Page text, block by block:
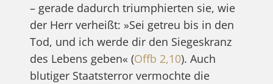
– gerade dadurch triumphierten sie, wie
der Herr verheißt: »Sei getreu bis in den
Tod, und ich werde dir den Siegeskranz
des Lebens geben« (Offb 2,10). Auch
blutiger Staatsterror vermochte die